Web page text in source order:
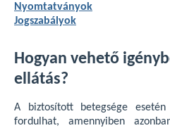
Nyomtatványok
Jogszabályok
Hogyan vehető
ellátás?
A biztosított betegsége
fordulhat, amennyiben